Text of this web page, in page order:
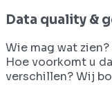
Data quality &
Wie mag wat
Hoe voorkomt u
verschillen? Wij